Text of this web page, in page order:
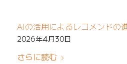
AIの活用によるレコメンドの
2026年4月30日
さらに読む